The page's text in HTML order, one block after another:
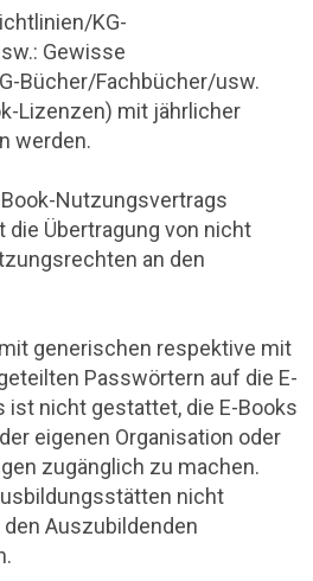
KG-
Gewisse
Bücher/Fachbücher/usw.
Lizenzen) mit jährlicher
werden.
Nutzungsvertrags
Übertragung von nicht
an den
generischen respektive mit
Passwörtern auf die E-
ist nicht gestattet, die E-Books
eigenen Organisation oder
zugänglich zu machen.
nicht
Auszubildenden